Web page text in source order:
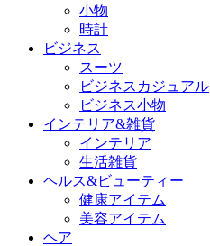
小物
時計
ビジネス
スーツ
ビジネスカジュアル
ビジネス小物
インテリア&雑貨
インテリア
生活雑貨
ヘルス&ビューティー
健康アイテム
美容アイテム
ヘア